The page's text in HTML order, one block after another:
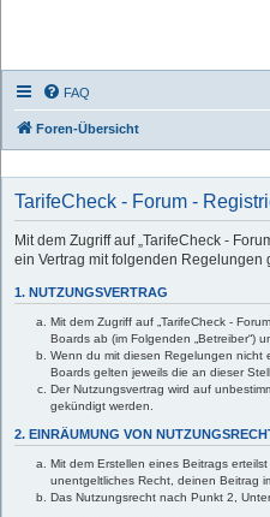
FAQ
Foren-Übersicht
TarifeCheck - Forum -
Mit dem Zugriff auf „TarifeCheck -
ein Vertrag mit folgenden Regelungen
1. NUTZUNGSVERTRAG
Mit dem Zugriff auf „TarifeCheck -
Boards ab (im Folgenden „Betreiber“)
Wenn du mit diesen Regelungen nicht
Boards gelten jeweils die an dieser
Der Nutzungsvertrag wird auf
gekündigt werden.
2. EINRÄUMUNG VON
Mit dem Erstellen eines Beitrags
unentgeltliches Recht, deinen Beitrag
Das Nutzungsrecht nach Punkt 2,